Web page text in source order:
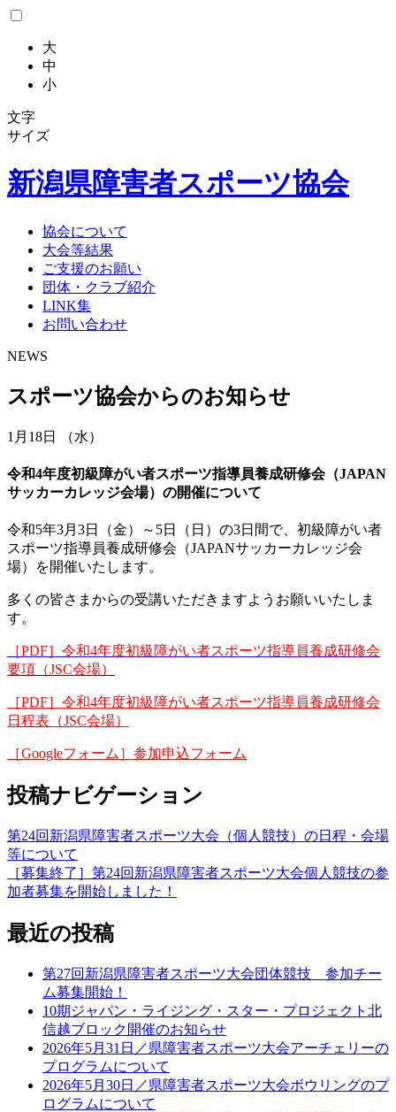
大
中
小
文字
サイズ
新潟県障害者スポーツ協会
協会について
大会等結果
ご支援のお願い
団体・クラブ紹介
LINK集
お問い合わせ
NEWS
スポーツ協会からのお知らせ
1月18日 （水）
令和4年度初級障がい者スポーツ指導員養成研修会（JAPAN
サッカーカレッジ会場）の開催について
令和5年3月3日（金）～5日（日）の3日間で、初級障がい者
スポーツ指導員養成研修会（JAPANサッカーカレッジ会
場）を開催いたします。
多くの皆さまからの受講いただきますようお願いいたしま
す。
［PDF］令和4年度初級障がい者スポーツ指導員養成研修会
要項（JSC会場）
［PDF］令和4年度初級障がい者スポーツ指導員養成研修会
日程表（JSC会場）
［Googleフォーム］参加申込フォーム
投稿ナビゲーション
第24回新潟県障害者スポーツ大会（個人競技）の日程・会場
等について
［募集終了］第24回新潟県障害者スポーツ大会個人競技の参
加者募集を開始しました！
最近の投稿
第27回新潟県障害者スポーツ大会団体競技 参加チー
ム募集開始！
10期ジャパン・ライジング・スター・プロジェクト北
信越ブロック開催のお知らせ
2026年5月31日／県障害者スポーツ大会アーチェリーの
プログラムについて
2026年5月30日／県障害者スポーツ大会ボウリングのプ
ログラムについて